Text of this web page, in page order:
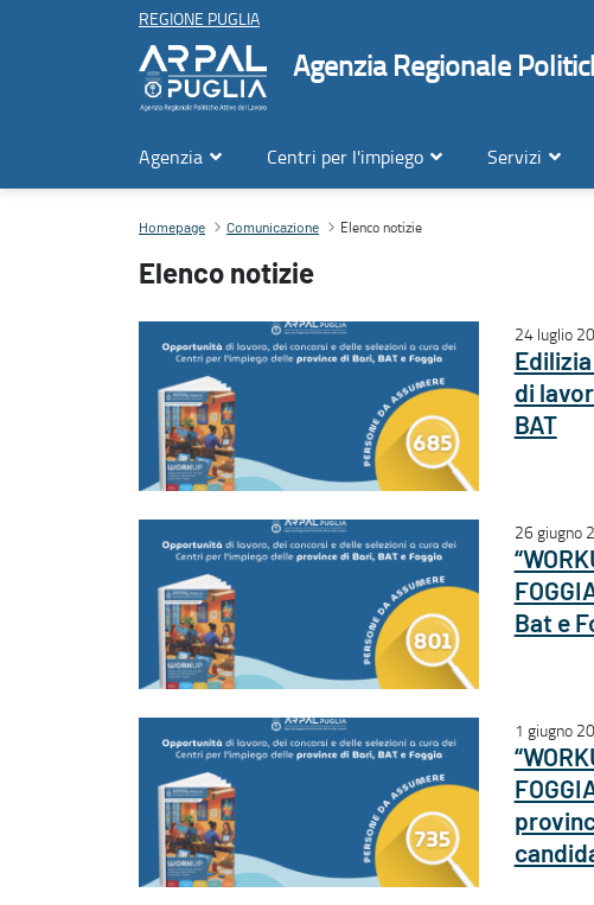
REGIONE PUGLIA
Agenzia Regionale
Agenzia Centri per l'impiego Servizi
Contenuto principale
Homepage Comunicazione Elenco notizie
Elenco notizie
24 luglio
di
BAT
26 giugno
Bat e
1 giugno